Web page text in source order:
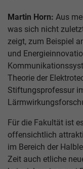
Martin Horn: Aus
was sich nicht
zeigt, zum Beispiel
und
Theorie der
Stiftungsprofessur
Für die Fakultät ist
offensichtlich
im Bereich der
Zeit auch etliche